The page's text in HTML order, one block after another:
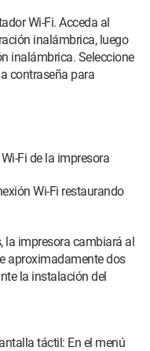
Wi-Fi. Acceda al
inalámbrica, luego
inalámbrica. Seleccione
contraseña para
Fi de la impresora
Wi-Fi restaurando
la impresora cambiará al
aproximadamente dos
la instalación del
táctil: En el menú